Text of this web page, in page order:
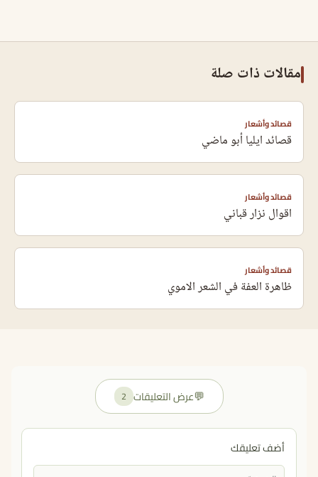
مقالات ذات صلة
قصائد وأشعار
قصائد ايليا أبو ماضي
قصائد وأشعار
اقوال نزار قباني
قصائد وأشعار
ظاهرة العفة في الشعر الاموي
💬عرض التعليقات 2
أضف تعليقك